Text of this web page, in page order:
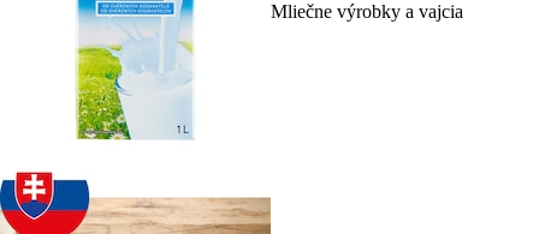
Mliečne výrobky a vajcia